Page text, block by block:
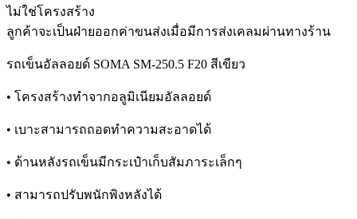
ไม่ใช่โครงสร้าง
ลูกค้าจะเป็นฝ่ายออกค่าขนส่งเมื่อมีการส่งเคลมผ่านทางร้าน
รถเข็นอัลลอยด์ SOMA SM-250.5 F20 สีเขียว
• โครงสร้างทำจากอลูมิเนียมอัลลอยด์
• เบาะสามารถถอดทำความสะอาดได้
• ด้านหลังรถเข็นมีกระเป๋าเก็บสัมภาระเล็กๆ
• สามารถปรับพนักพิงหลังได้